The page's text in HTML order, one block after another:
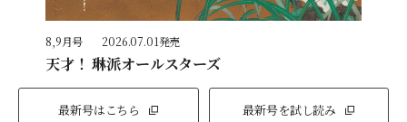
8,9月号 2026.07.01発売
天才！ 琳派オールスターズ
最新号はこちら 最新号を試し読み